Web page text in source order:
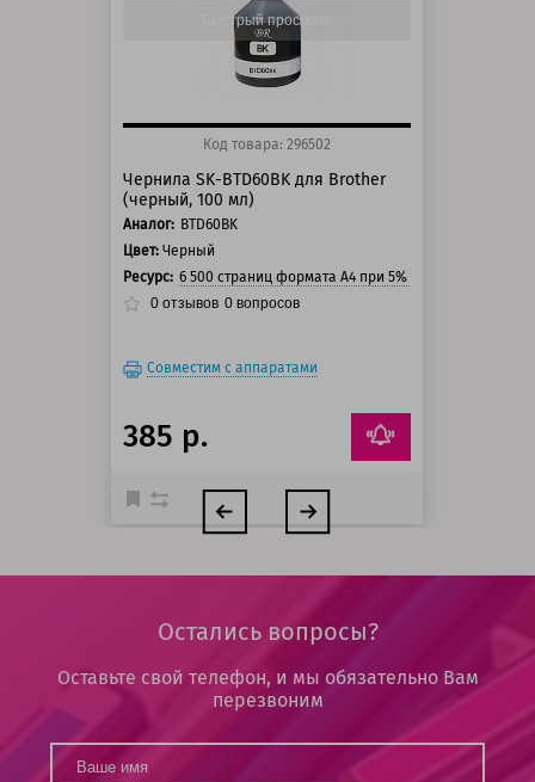
Быстрый просмотр
Код товара: 296502
Чернила SK-BTD60BK для Brother
(черный, 100 мл)
Аналог: BTD60BK
Цвет: Черный
Ресурс: 6 500 страниц формата А4 при 5% заполнении
0 отзывов 0 вопросов
Совместим с аппаратами
385 р.
Остались вопросы?
Оставьте свой телефон, и мы обязательно Вам
перезвоним